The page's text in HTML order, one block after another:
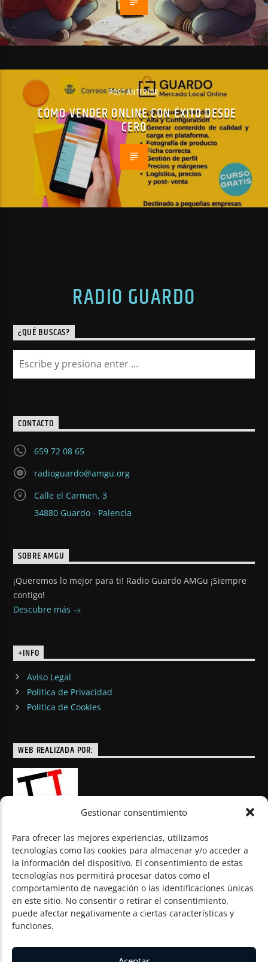
Gestionar consentimiento
Para ofrecer las mejores experiencias, utilizamos
tecnologías como las cookies para almacenar y/o acceder a
la información del dispositivo. El consentimiento de estas
tecnologías nos permitirá procesar datos como el
comportamiento de navegación o las identificaciones únicas
en este sitio. No consentir o retirar el consentimiento,
puede afectar negativamente a ciertas características y
funciones.
POST ANTERIOR
CÓMO VENDER ONLINE CON ÉXITO DESDE
CERO
RADIO GUARDO
¿QUÉ BUSCAS?
CONTACTO
659 72 08 65
radioguardo@amgu.org
Calle el Carmen, 3
34880 Guardo - Palencia
SOBRE AMGU
¡Queremos lo mejor para ti! Radio Guardo AMGu ¡Siempre
contigo!
Descubre más
+INFO
Aviso Legal
Politica de Privacidad
Politica de Cookies
WEB REALIZADA POR:
© Todos los derechos reservados